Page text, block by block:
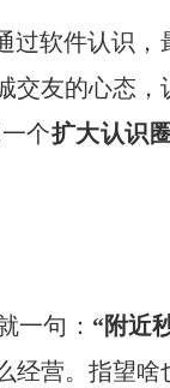
过软件认识
交友的心态
个扩大认识
一句： “附近
经营。指望